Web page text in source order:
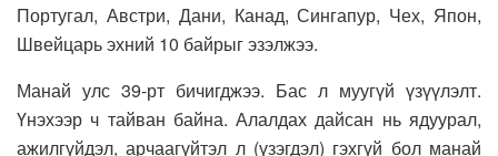
Португал, Австри, Дани, Канад, Сингапур, Чех, Япон,
Швейцарь эхний 10 байрыг эзэлжээ.
Манай улс 39-рт бичигджээ. Бас л муугүй үзүүлэлт.
Үнэхээр ч тайван байна. Алалдах дайсан нь ядуурал,
ажилгүйдэл, арчаагүйтэл л (үзэгдэл) гэхгүй бол манай